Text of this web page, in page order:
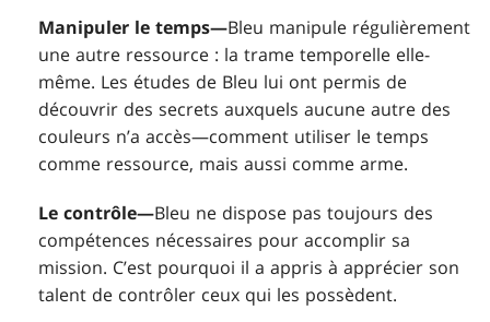
Manipuler le temps—Bleu manipule régulièrement
une autre ressource : la trame temporelle elle-
même. Les études de Bleu lui ont permis de
découvrir des secrets auxquels aucune autre des
couleurs n’a accès—comment utiliser le temps
comme ressource, mais aussi comme arme.
Le contrôle—Bleu ne dispose pas toujours des
compétences nécessaires pour accomplir sa
mission. C’est pourquoi il a appris à apprécier son
talent de contrôler ceux qui les possèdent.